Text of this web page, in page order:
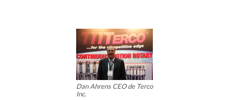
Dan Ahrens CEO de Terco
Inc.